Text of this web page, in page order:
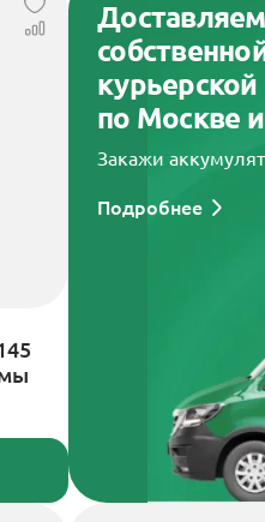
по Москве
Закажи
Подробнее